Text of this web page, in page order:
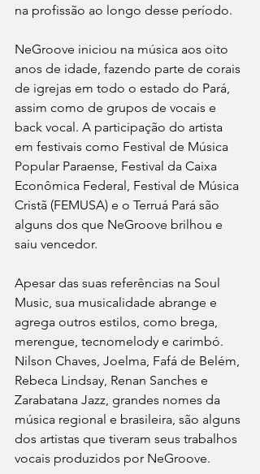
na profissão ao longo desse período.
NeGroove iniciou na música aos oito
anos de idade, fazendo parte de corais
de igrejas em todo o estado do Pará,
assim como de grupos de vocais e
back vocal. A participação do artista
em festivais como Festival de Música
Popular Paraense, Festival da Caixa
Econômica Federal, Festival de Música
Cristã (FEMUSA) e o Terruá Pará são
alguns dos que NeGroove brilhou e
saiu vencedor.
Apesar das suas referências na Soul
Music, sua musicalidade abrange e
agrega outros estilos, como brega,
merengue, tecnomelody e carimbó.
Nilson Chaves, Joelma, Fafá de Belém,
Rebeca Lindsay, Renan Sanches e
Zarabatana Jazz, grandes nomes da
música regional e brasileira, são alguns
dos artistas que tiveram seus trabalhos
vocais produzidos por NeGroove.